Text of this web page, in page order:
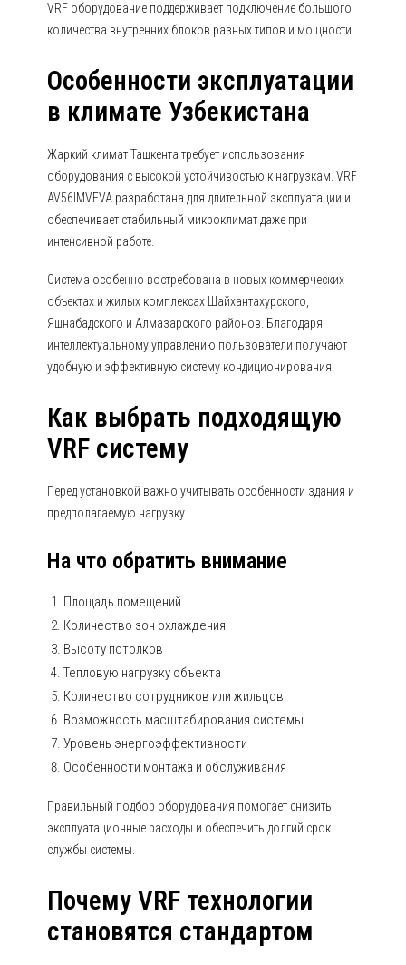
VRF оборудование поддерживает подключение большого
количества внутренних блоков разных типов и мощности.
Особенности эксплуатации
в климате Узбекистана
Жаркий климат Ташкента требует использования
оборудования с высокой устойчивостью к нагрузкам. VRF
AV56IMVEVA разработана для длительной эксплуатации и
обеспечивает стабильный микроклимат даже при
интенсивной работе.
Система особенно востребована в новых коммерческих
объектах и жилых комплексах Шайхантахурского,
Яшнабадского и Алмазарского районов. Благодаря
интеллектуальному управлению пользователи получают
удобную и эффективную систему кондиционирования.
Как выбрать подходящую
VRF систему
Перед установкой важно учитывать особенности здания и
предполагаемую нагрузку.
На что обратить внимание
Площадь помещений
Количество зон охлаждения
Высоту потолков
Тепловую нагрузку объекта
Количество сотрудников или жильцов
Возможность масштабирования системы
Уровень энергоэффективности
Особенности монтажа и обслуживания
Правильный подбор оборудования помогает снизить
эксплуатационные расходы и обеспечить долгий срок
службы системы.
Почему VRF технологии
становятся стандартом